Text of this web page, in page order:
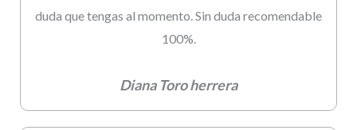
duda que tengas al momento. Sin duda recomendable
100%.
Diana Toro herrera